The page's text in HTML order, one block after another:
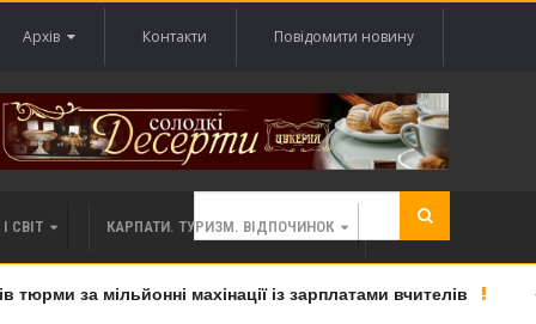
Архів Контакти Повідомити новину
СВІТ КАРПАТИ. ТУРИЗМ. ВІДПОЧИНОК
за мільйонні махінації із зарплатами вчителів